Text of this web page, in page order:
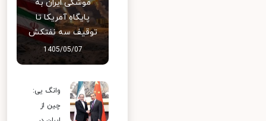
موشکی ایران به
پایگاه آمریکا تا
توقیف سه نفتکش
1405/05/07
وانگ یی:
چین از